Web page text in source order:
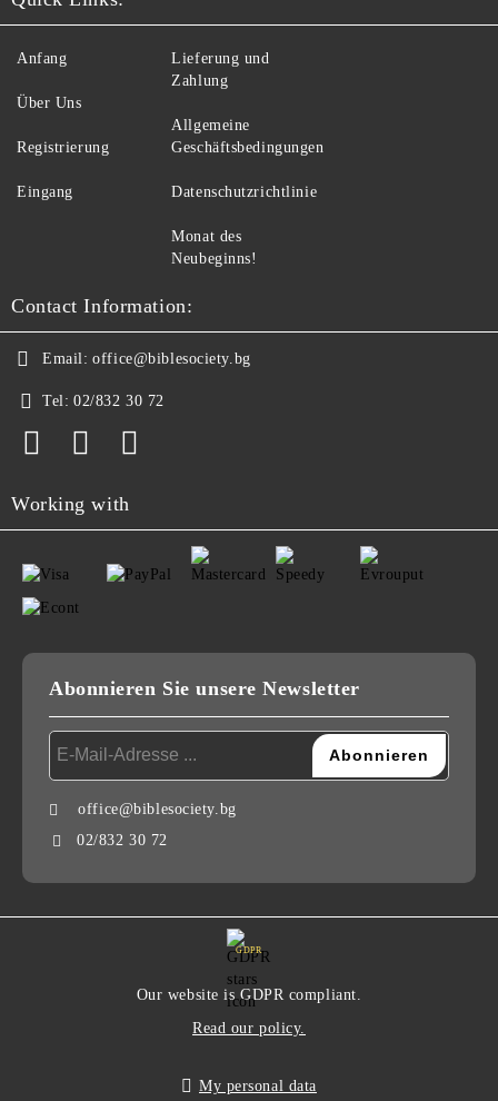
Anfang
Über Uns
Registrierung
Eingang
Lieferung und
Zahlung
Allgemeine
Geschäftsbedingungen
Datenschutzrichtlinie
Monat des
Neubeginns!
Contact Information:
Email: office@biblesociety.bg
Tel: 02/832 30 72
Working with
Abonnieren Sie unsere Newsletter
office@biblesociety.bg
02/832 30 72
GDPR
Our website is GDPR compliant.
Read our policy.
My personal data